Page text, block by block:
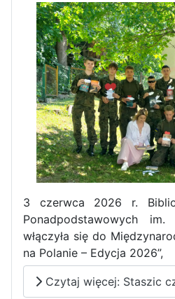
3 czerwca 2026 r.
Ponadpodstawowych im.
włączyła się do
na Polanie – Edycja 2026”,
Czytaj więcej: Staszic